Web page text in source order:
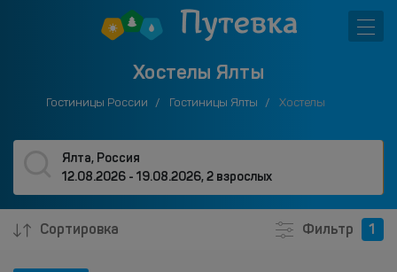
Хостелы Ялты
Гостиницы России Гостиницы Ялты Хостелы
Ялта, Россия
12.08.2026 - 19.08.2026,2 взрослых
Сортировка Фильтр 1